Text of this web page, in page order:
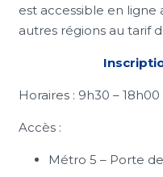
est accessible en ligne
autres régions au tarif
Horaires : 9h30 –
Accès :
Métro 5 – Porte